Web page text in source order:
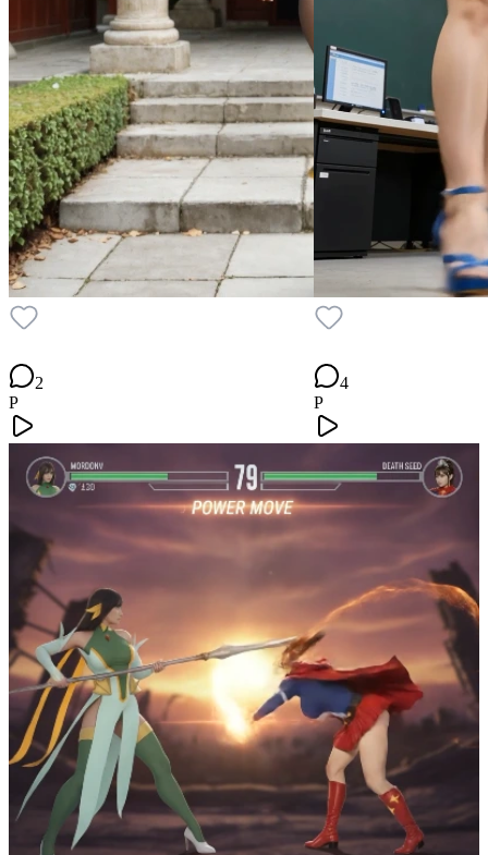
2
P
4
P